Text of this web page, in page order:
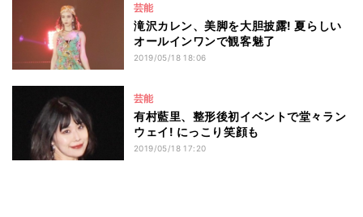
芸能
滝沢カレン、美脚を大胆披露! 夏らしい
オールインワンで観客魅了
2019/05/18 18:06
芸能
有村藍里、整形後初イベントで堂々ラン
ウェイ! にっこり笑顔も
2019/05/18 17:20